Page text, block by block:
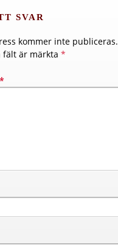
SVAR
kommer inte publiceras.
fält är märkta *
*